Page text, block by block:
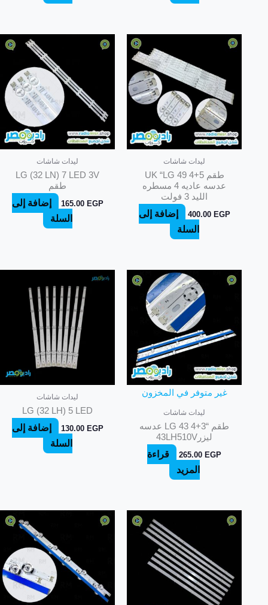
ليدات شاشات
طقم UK “LG 49 4+5
عدسه عاديه 4 مسطره
الليد 3 فولت
400.00 EGP
إضافة إلى
السلة
ليدات شاشات
LG (32 LN) 7 LED 3V
طقم
165.00 EGP
إضافة إلى
السلة
غير متوفر في المخزون
ليدات شاشات
طقم “LG 43 4+3 عدسه
ليزر43LH510V
265.00 EGP
قراءة
المزيد
ليدات شاشات
LG (32 LH) 5 LED
130.00 EGP
إضافة إلى
السلة